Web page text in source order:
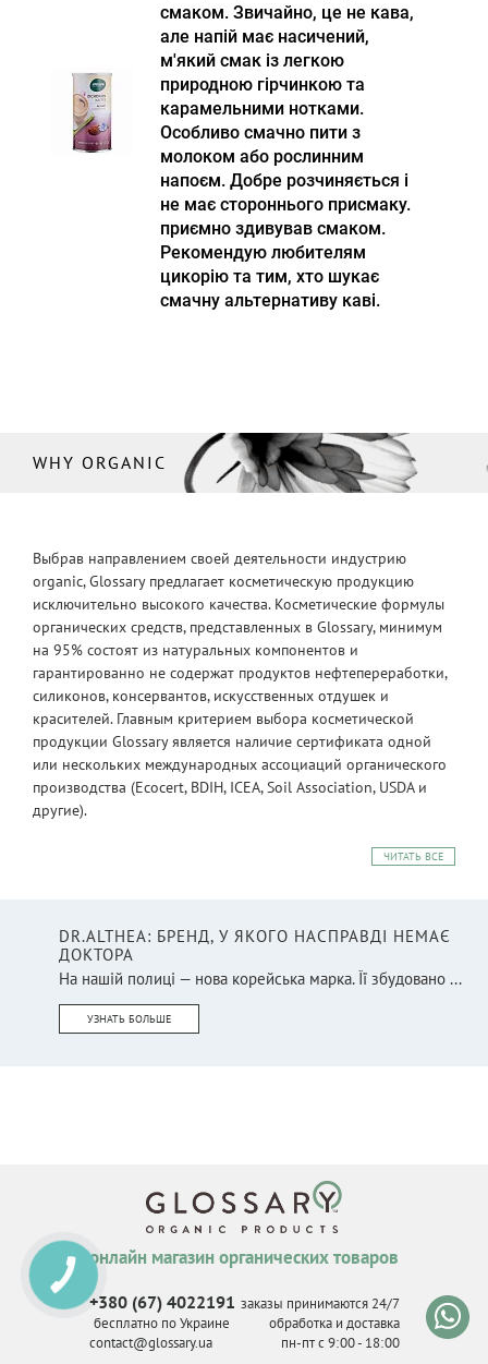
смаком. Звичайно, це не кава,
але напій має насичений,
м'який смак із легкою
природною гірчинкою та
карамельними нотками.
Особливо смачно пити з
молоком або рослинним
напоєм. Добре розчиняється і
не має стороннього присмаку.
приємно здивував смаком.
Рекомендую любителям
цикорію та тим, хто шукає
смачну альтернативу каві.
WHY ORGANIC
Выбрав направлением своей деятельности индустрию
organic, Glossary предлагает косметическую продукцию
исключительно высокого качества. Косметические формулы
органических средств, представленных в Glossary, минимум
на 95% состоят из натуральных компонентов и
гарантированно не содержат продуктов нефтепереработки,
силиконов, консервантов, искусственных отдушек и
красителей. Главным критерием выбора косметической
продукции Glossary является наличие сертификата одной
или нескольких международных ассоциаций органического
производства (Ecocert, BDIH, ICEA, Soil Association, USDA и
другие).
ЧИТАТЬ ВСЕ
DR.ALTHEA: БРЕНД, У ЯКОГО НАСПРАВДІ НЕМАЄ
ДОКТОРА
На нашій полиці — нова корейська марка. Її збудовано ...
УЗНАТЬ БОЛЬШЕ
онлайн магазин органических товаров
+380 (67) 4022191
бесплатно по Украине
contact@glossary.ua
заказы принимаются 24/7
обработка и доставка
пн-пт с 9:00 - 18:00
КНОПКА
СВЯЗИ